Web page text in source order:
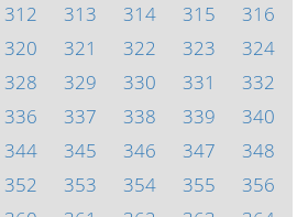
312 313 314 315
316
320 321 322 323
324
328 329 330 331
332
336 337 338 339
340
344 345 346 347
348
352 353 354 355
356